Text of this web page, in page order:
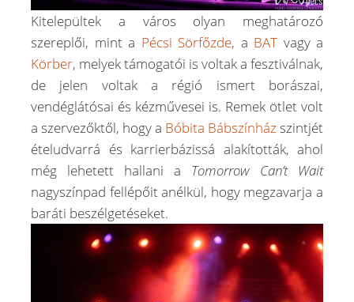
Kitelepültek a város olyan meghatározó
szereplői, mint a Pécsi Sörfőzde, a BAT vagy a
Körber, melyek támogatói is voltak a fesztiválnak,
de jelen voltak a régió ismert borászai,
vendéglátósai és kézművesei is. Remek ötlet volt
a szervezőktől, hogy a Bóbita Bábszínház szintjét
ételudvarrá és karrierbázissá alakították, ahol
még lehetett hallani a Tomorrow Can’t Wait
nagyszínpad fellépőit anélkül, hogy megzavarja a
baráti beszélgetéseket.